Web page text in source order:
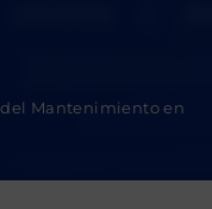
Mantenimiento en